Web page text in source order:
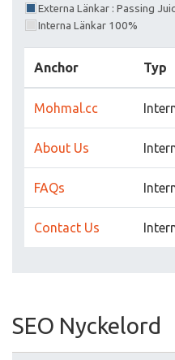
Externa Länkar : Passing
Interna Länkar 100%
Anchor Typ
Mohmal.cc
About Us
FAQs
Contact Us
SEO Nyckelord